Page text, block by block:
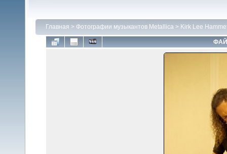
Главная > Фотографии музыкантов Metallica > Kirk Lee